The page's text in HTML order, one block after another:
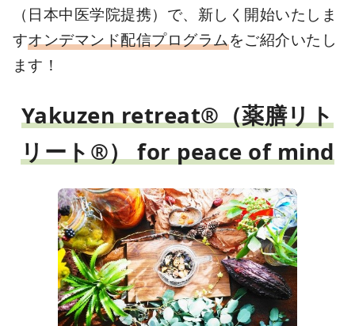
（日本中医学院提携）で、新しく開始いたしま
すオンデマンド配信プログラムをご紹介いたし
ます！
Yakuzen retreat®（薬膳リト
リート®） for peace of mind